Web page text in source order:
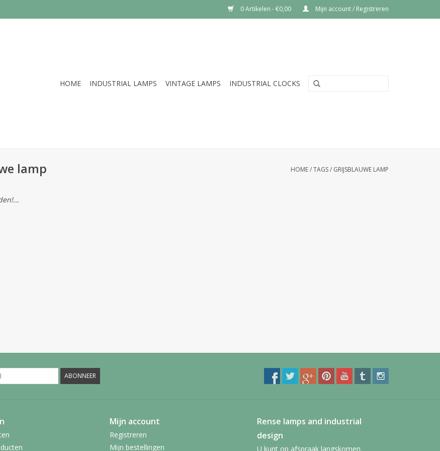
0 Artikelen - €0,00 Mijn account / Registreren
HOME INDUSTRIAL LAMPS VINTAGE LAMPS INDUSTRIAL CLOCKS
lamp HOME/TAGS/ GRIJSBLAUWE LAMP
ABONNEER
Mijn account
Registreren
Mijn bestellingen
Rense lamps and industrial
design
U kunt op afspraak langskomen.